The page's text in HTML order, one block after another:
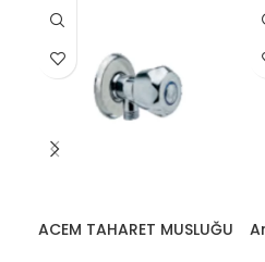
ACEM TAHARET MUSLUĞU